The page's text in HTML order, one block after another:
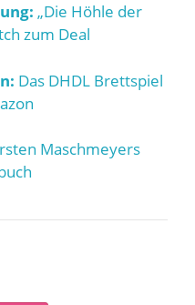
„Die Höhle der
zum Deal
Das DHDL Brettspiel
Maschmeyers